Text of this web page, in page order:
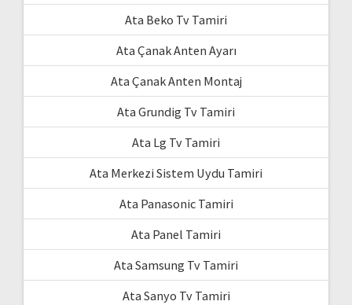
Ata Beko Tv Tamiri
Ata Çanak Anten Ayarı
Ata Çanak Anten Montaj
Ata Grundig Tv Tamiri
Ata Lg Tv Tamiri
Ata Merkezi Sistem Uydu Tamiri
Ata Panasonic Tamiri
Ata Panel Tamiri
Ata Samsung Tv Tamiri
Ata Sanyo Tv Tamiri